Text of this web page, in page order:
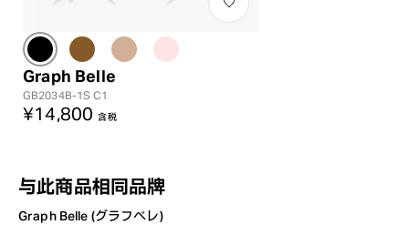
Graph Belle
GB2034B-1S C1
¥14,800 含税
与此商品相同品牌
Graph Belle (グラフベレ)